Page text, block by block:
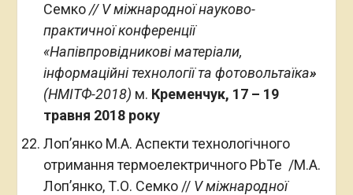
Семко// V міжнародної науково-
практичної конференції
«Напівпровідникові матеріали,
інформаційні технології та фотовольтаїка»
(НМІТФ-2018) м. Кременчук, 17 – 19
травня 2018 року
Лоп’янко М.А. Аспекти технологічного
отримання термоелектричного PbTe /М.А.
Лоп’янко, Т.О. Семко // V міжнародної